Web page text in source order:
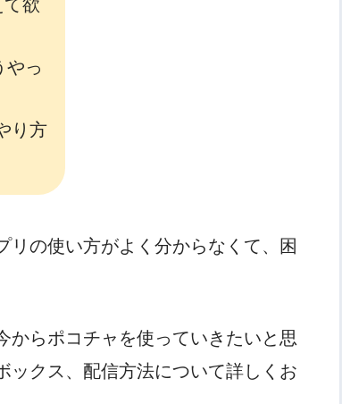
欲
やっ
り方
リの使い方がよく分からなくて、困
からポコチャを使っていきたいと思
ックス、配信方法について詳しくお